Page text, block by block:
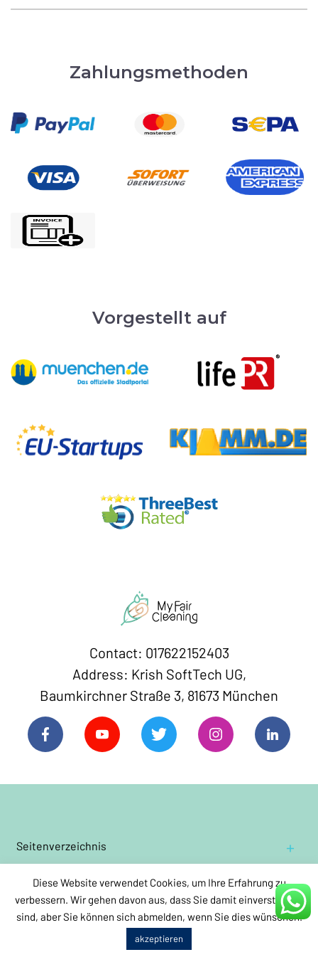
Teppichreinigung buchen
Zahlungsmethoden
Vorgestellt auf
Contact: 017622152403
Address: Krish SoftTech UG,
Baumkirchner Straße 3, 81673 München
Seitenverzeichnis
Hauptseite
Über uns
Kontaktiere uns
Allgemeine Geschäftsbedingungen
Teppichreinigungfür Privathaushalte:
Orient und Perserteppiche reinigen
Wollwebteppiche reinigen
Orientteppiche mit Seidenanteilen reinigen
Teppichreinigungfür Unternehmen:
Grundreinigung:
Diese Website verwendet Cookies, um Ihre Erfahrung zu
verbessern. Wir gehen davon aus, dass Sie damit einverstanden
sind, aber Sie können sich abmelden, wenn Sie dies wünschen.
akzeptieren